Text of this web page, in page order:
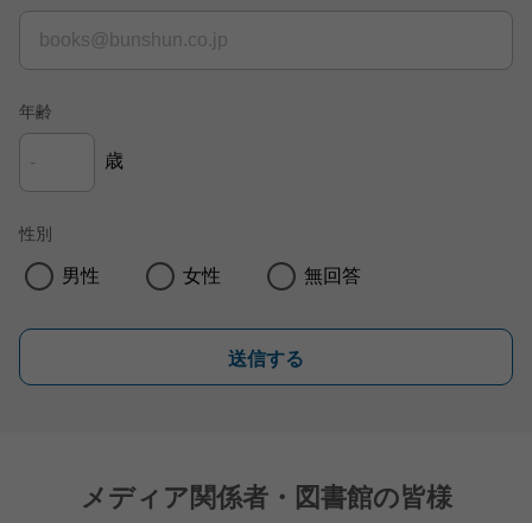
年齢
歳
性別
男性 女性 無回答
送信する
メディア関係者・図書館の皆様